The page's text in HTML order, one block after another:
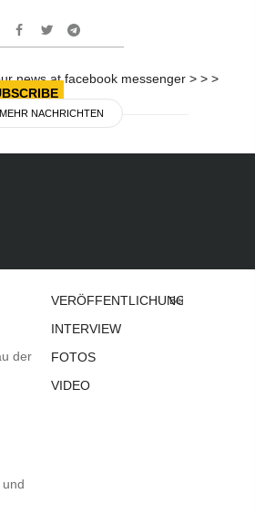
news at facebook messenger > > >
MEHR NACHRICHTEN
der
VERÖFFENTLICHUNGEN
INTERVIEW
FOTOS
VIDEO
Bei